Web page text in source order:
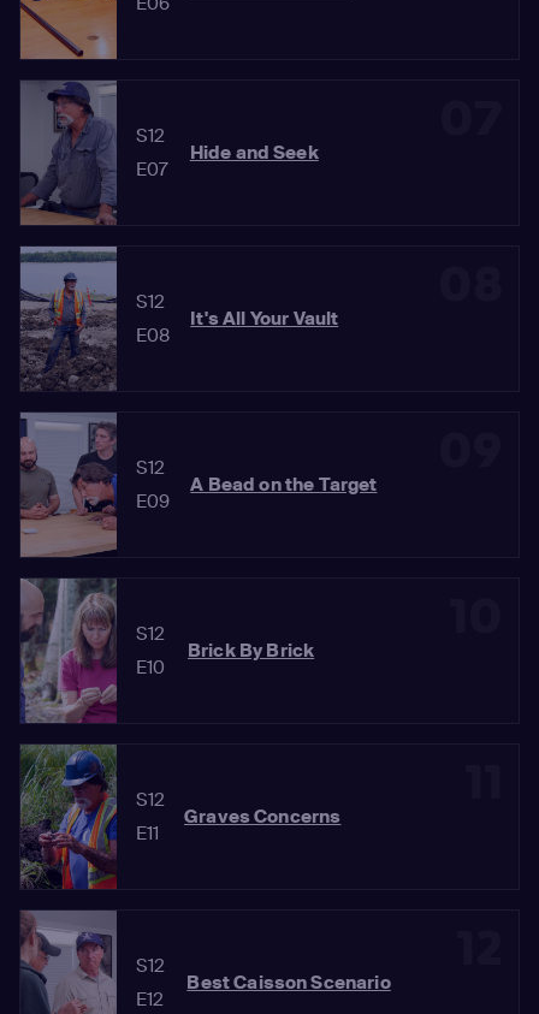
S12
E07
Hide and Seek
S12
E08
It's All Your Vault
S12
E09
A Bead on the Target
S12
E10
Brick By Brick
S12
E11
Graves Concerns
S12
E12
Best Caisson Scenario